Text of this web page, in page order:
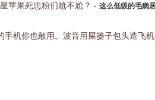
苹果死忠粉们尬不尬？ - 这么低级的毛病
机你也敢用。波音用屎篓子包头造飞